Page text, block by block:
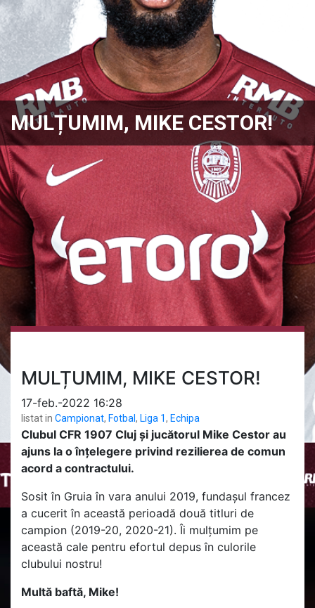
MULȚUMIM, MIKE CESTOR!
MULȚUMIM, MIKE CESTOR!
17-feb.-2022 16:28
listat in Campionat, Fotbal, Liga 1, Echipa
Clubul CFR 1907 Cluj și jucătorul Mike Cestor au
ajuns la o înțelegere privind rezilierea de comun
acord a contractului.
Sosit în Gruia în vara anului 2019, fundașul francez
a cucerit în această perioadă două titluri de
campion (2019-20, 2020-21). Îi mulțumim pe
această cale pentru efortul depus în culorile
clubului nostru!
Multă baftă, Mike!